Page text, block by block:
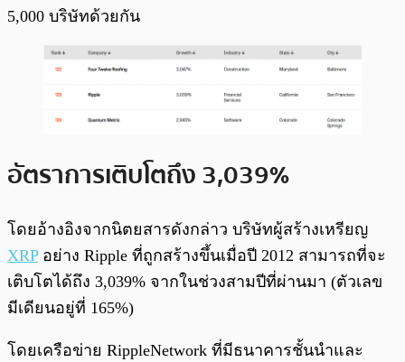
5,000 บริษัทด้วยกัน
อัตราการเติบโตถึง 3,039%
โดยอ้างอิงจากนิตยสารดังกล่าว บริษัทผู้สร้างเหรียญ
XRPอย่าง Ripple ที่ถูกสร้างขึ้นเมื่อปี 2012 สามารถที่จะ
เติบโตได้ถึง 3,039% จากในช่วงสามปีที่ผ่านมา (ตัวเลข
มีเดียนอยู่ที่ 165%)
โดยเครือข่าย RippleNetwork ที่มีธนาคารชั้นนำและ